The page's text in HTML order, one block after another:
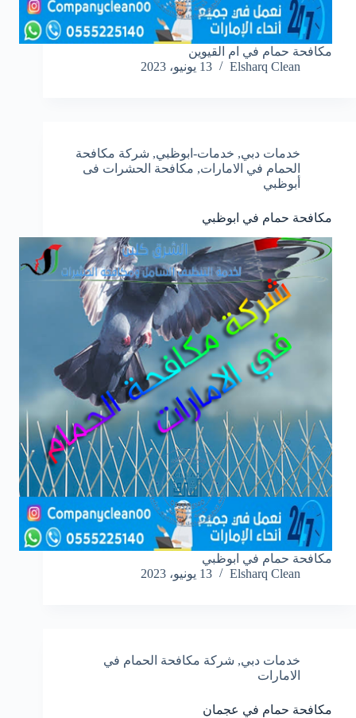
مكافحة حمام في ام القيوين
Elsharq Clean
13 يونيو، 2023
خدمات دبي, خدمات-ابوظبي, شركة مكافحة
الحمام في الامارات, مكافحة الحشرات فى
أبوظبي
مكافحة حمام في ابوظبي
مكافحة حمام في ابوظبي
Elsharq Clean
13 يونيو، 2023
خدمات دبي, شركة مكافحة الحمام في
الامارات
مكافحة حمام في عجمان